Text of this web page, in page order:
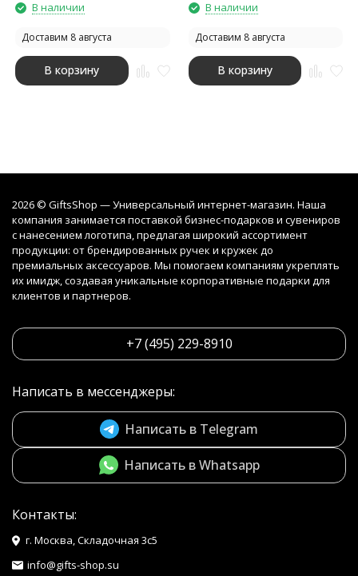
В наличии
Доставим 8 августа
В корзину
В наличии
Доставим 8 августа
В корзину
2026 © GiftsShop — Универсальный интернет-магазин. Наша
компания занимается поставкой бизнес-подарков и сувениров
с нанесением логотипа, предлагая широкий ассортимент
продукции: от брендированных ручек и кружек до
премиальных аксессуаров. Мы помогаем компаниям укреплять
их имидж, создавая уникальные корпоративные подарки для
клиентов и партнеров.
+7 (495) 229-8910
Написать в мессенджеры:
Написать в Telegram
Написать в Whatsapp
Контакты:
г. Москва, Складочная 3с5
info@gifts-shop.su